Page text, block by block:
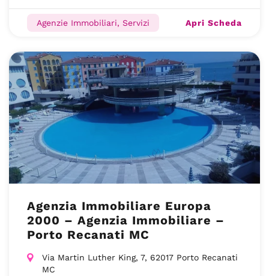
Agenzie Immobiliari, Servizi Apri Scheda
Agenzia Immobiliare Europa
2000 – Agenzia Immobiliare –
Porto Recanati MC
Via Martin Luther King, 7, 62017 Porto Recanati
MC